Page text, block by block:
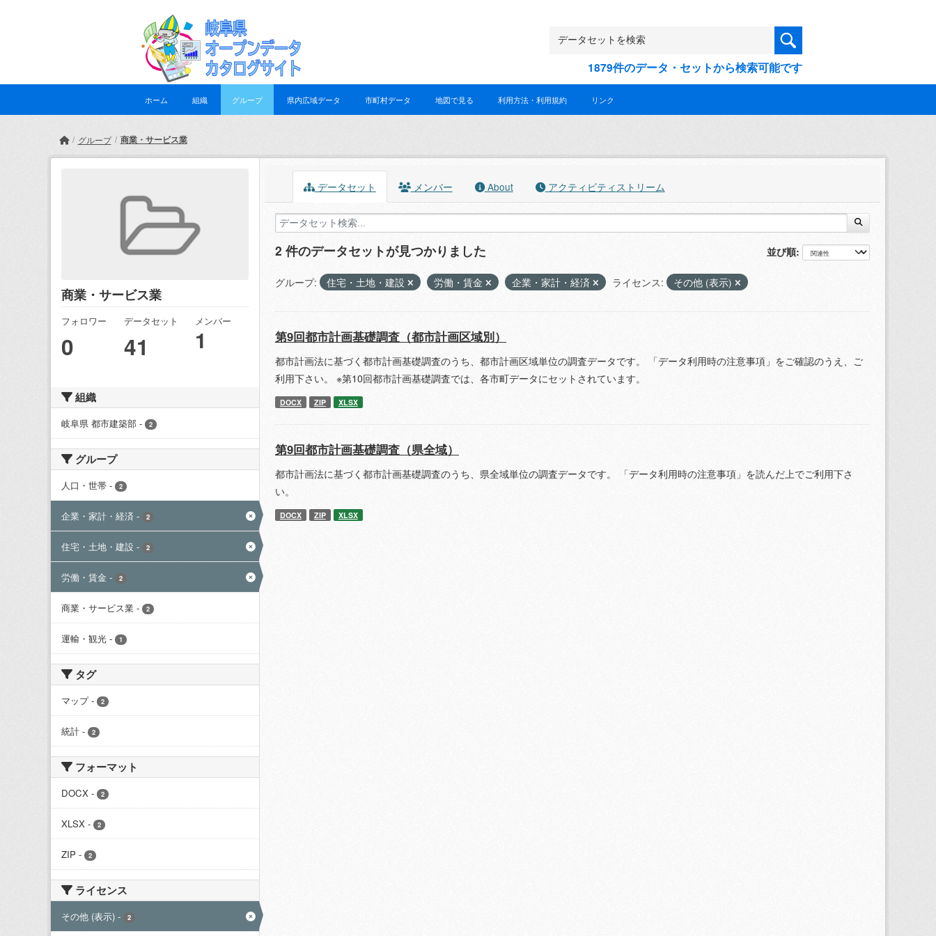
1879件のデータ・セットから検索可能です
ホーム 組織 グループ 県内広域データ 市町村データ 地図で見る 利用方法・利用規約 リンク
グループ 商業・サービス業
商業・サービス業
フォロワー
0
データセット
41
メンバー
1
組織
岐阜県 都市建築部 - 2
グループ
人口・世帯 - 2
企業・家計・経済 - 2
住宅・土地・建設 - 2
労働・賃金 - 2
商業・サービス業 - 2
運輸・観光 - 1
タグ
マップ - 2
統計 - 2
フォーマット
DOCX - 2
XLSX - 2
ZIP - 2
ライセンス
その他 (表示) - 2
データセット メンバー About アクティビティストリーム
並び順
2 件のデータセットが見つかりました
グループ: 住宅・土地・建設 労働・賃金 企業・家計・経済 ライセンス: その他 (表示)
第9回都市計画基礎調査（都市計画区域別）
都市計画法に基づく都市計画基礎調査のうち、都市計画区域単位の調査データです。 「データ利用時の注意事項」をご確認のうえ、ご
利用下さい。 ※第10回都市計画基礎調査では、各市町データにセットされています。
DOCX ZIP XLSX
第9回都市計画基礎調査（県全域）
都市計画法に基づく都市計画基礎調査のうち、県全域単位の調査データです。 「データ利用時の注意事項」を読んだ上でご利用下さ
い。
DOCX ZIP XLSX